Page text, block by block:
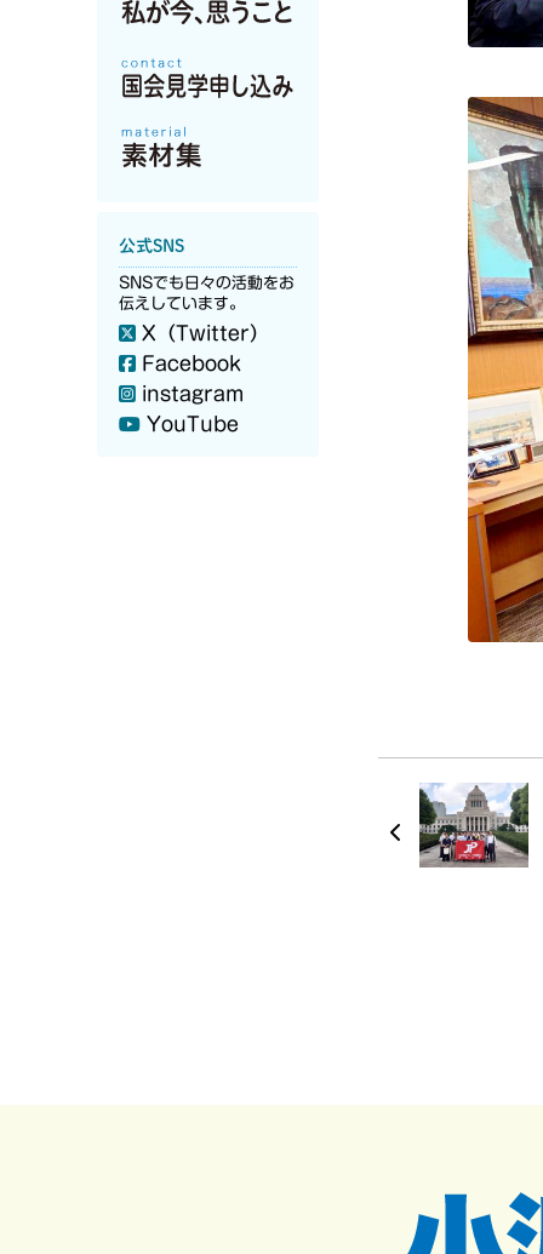
公式SNS
SNSでも日々の活動をお
伝えしています。
X（Twitter）
Facebook
instagram
YouTube